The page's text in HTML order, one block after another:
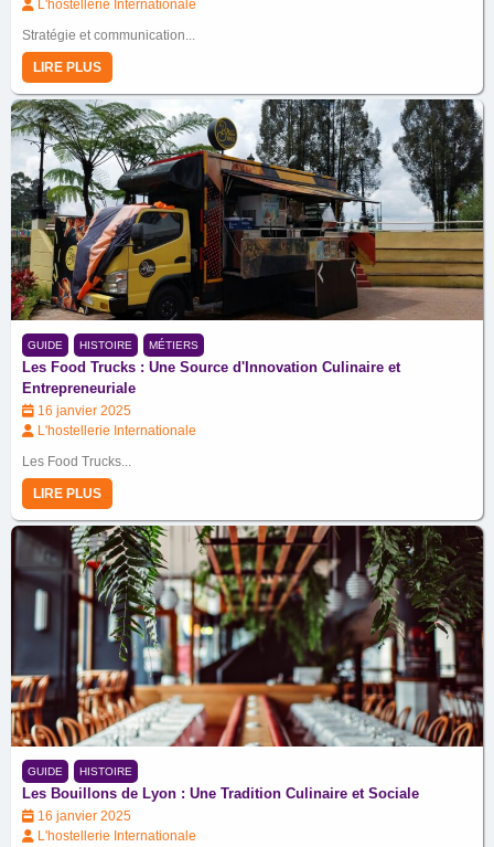
L'hostellerie Internationale
Stratégie et communication...
LIRE PLUS
GUIDE HISTOIRE MÉTIERS
Les Food Trucks : Une Source d'Innovation Culinaire et
Entrepreneuriale
16 janvier 2025
L'hostellerie Internationale
Les Food Trucks...
LIRE PLUS
GUIDE HISTOIRE
Les Bouillons de Lyon : Une Tradition Culinaire et Sociale
16 janvier 2025
L'hostellerie Internationale